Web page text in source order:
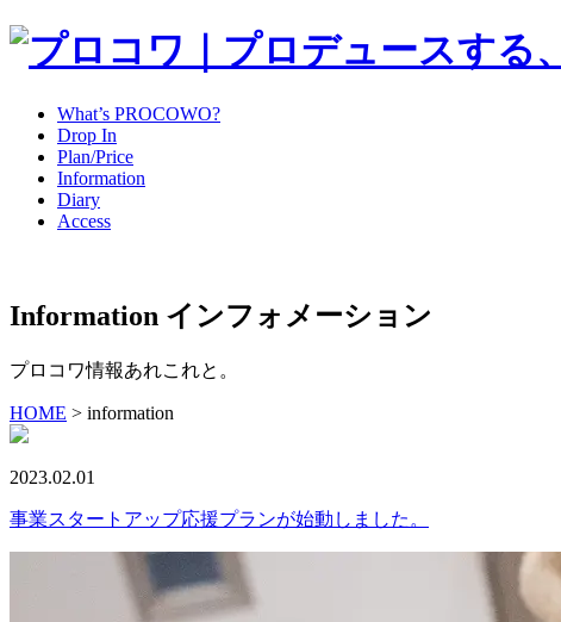
What’s PROCOWO?
Drop In
Plan/Price
Information
Diary
Access
Information インフォメーション
プロコワ情報あれこれと。
HOME > information
2023.02.01
事業スタートアップ応援プランが始動しました。